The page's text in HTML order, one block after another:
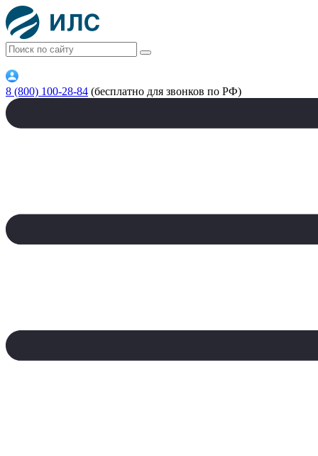
8 (800) 100-28-84 (бесплатно для звонков по РФ)